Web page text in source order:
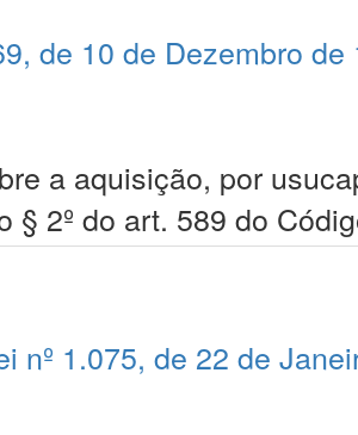
de 10 de Dezembro de
a aquisição, por
§ 2º do art. 589 do
nº 1.075, de 22 de